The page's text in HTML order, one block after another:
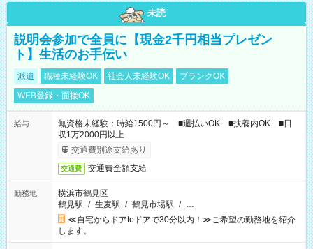
未読
説明会参加で全員に【現金2千円相当プレゼン
ト】生活のお手伝い
派遣 職種未経験OK 社会人未経験OK
ブランクOK
WEB登録・面接OK
給与
無資格未経験：時給1500円～ ■週払いOK ■扶養内OK ■日
収1万2000円以上
交通費別途支給あり
交通費 交通費全額支給
勤務地
横浜市鶴見区
鶴見駅 / 生麦駅 / 鶴見市場駅 / …
≪自宅からドアtoドアで30分以内！≫ご希望の勤務地を紹介
します。